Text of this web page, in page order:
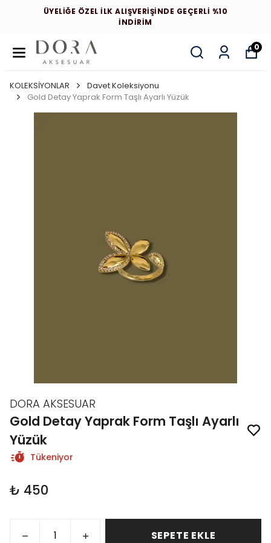
ÜYELİĞE ÖZEL İLK ALIŞVERİŞİNDE GEÇERLİ %10
İNDİRİM
0
KOLEKSİYONLAR
Davet Koleksiyonu
Gold Detay Yaprak Form Taşlı Ayarlı Yüzük
DORA AKSESUAR
Gold Detay Yaprak Form Taşlı Ayarlı
Yüzük
Tükeniyor
₺ 450
SEPETE EKLE